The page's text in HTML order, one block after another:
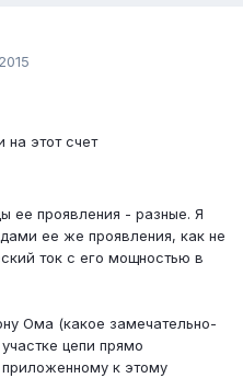
этот счет
ее проявления - разные. Я
ее же проявления, как не
ток с его мощностью в
Ома (какое замечательно-
цепи прямо
к этому